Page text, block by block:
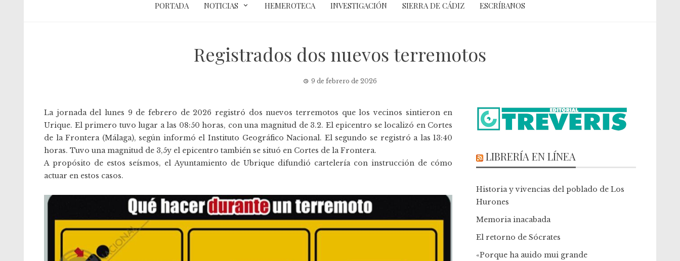
PORTADA NOTICIAS HEMEROTECA INVESTIGACIÓN SIERRA DE CÁDIZ ESCRÍBANOS
Registrados dos nuevos terremotos
9 de febrero de 2026
La jornada del lunes 9 de febrero de 2026 registró dos nuevos terremotos que los vecinos sintieron en
Urique. El primero tuvo lugar a las 08:50 horas, con una magnitud de 3.2. El epicentro se localizó en Cortes
de la Frontera (Málaga), según informó el Instituto Geográfico Nacional. El segundo se registró a las 13:40
horas. Tuvo una magnitud de 3,5y el epicentro también se situó en Cortes de la Frontera.
A propósito de estos seísmos, el Ayuntamiento de Ubrique difundió cartelería con instrucción de cómo
actuar en estos casos.
LIBRERÍA EN LÍNEA
Historia y vivencias del poblado de Los
Hurones
Memoria inacabada
El retorno de Sócrates
«Porque ha auido mui grande